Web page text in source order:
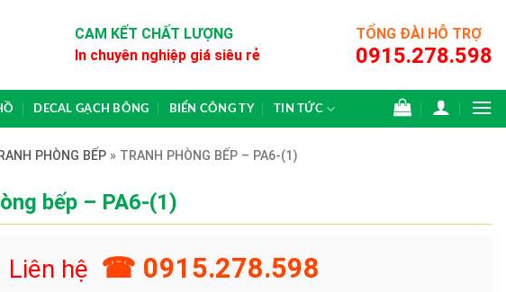
CAM KẾT CHẤT LƯỢNG
In chuyên nghiệp giá siêu rẻ
TỔNG ĐÀI HỖ TRỢ
0915.278.598
DECAL GẠCH BÔNG BIỂN CÔNG TY TIN TỨC
PHÒNG BẾP » TRANH PHÒNG BẾP – PA6-(1)
bếp – PA6-(1)
Liên hệ ☎ 0915.278.598